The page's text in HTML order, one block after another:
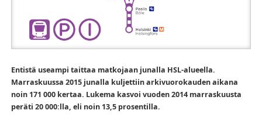
Entistä useampi taittaa matkojaan junalla HSL-alueella.
Marraskuussa 2015 junalla kuljettiin arkivuorokauden aikana
noin 171 000 kertaa. Lukema kasvoi vuoden 2014 marraskuusta
peräti 20 000:lla, eli noin 13,5 prosentilla.